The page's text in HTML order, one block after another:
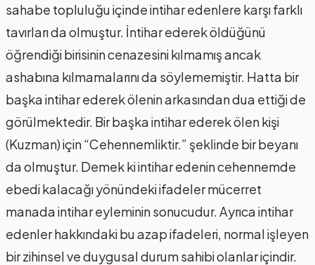
sahabe topluluğu içinde intihar edenlere karşı farklı
tavırları da olmuştur. İntihar ederek öldüğünü
öğrendiği birisinin cenazesini kılmamış ancak
ashabına kılmamalarını da söylememiştir. Hatta bir
başka intihar ederek ölenin arkasından dua ettiği de
görülmektedir. Bir başka intihar ederek ölen kişi
(Kuzman) için “Cehennemliktir.” şeklinde bir beyanı
da olmuştur. Demek ki intihar edenin cehennemde
ebedi kalacağı yönündeki ifadeler mücerret
manada intihar eyleminin sonucudur. Ayrıca intihar
edenler hakkındaki bu azap ifadeleri, normal işleyen
bir zihinsel ve duygusal durum sahibi olanlar içindir.